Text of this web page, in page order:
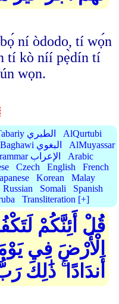
ní òdodo, tí wọ́n
tí kò níí pẹ̀dín tí
wọn.
AtTabariy الطبري
AlQurtubi
AlBaghawi البغوي
AlMuyassar
Grammar الإعراب
Arabic
Czech English
French
Korean
Malay
Russian Somali
Spanish
Transliteration [+]
قُلْ أَئِنَّكُمْ
الْأَرْضَ فِي
أَندَادًا ۚ ذَٰلِكَ